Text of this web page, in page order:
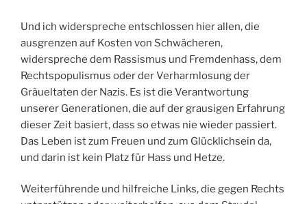
Und ich widerspreche entschlossen hier allen, die
ausgrenzen auf Kosten von Schwächeren,
widerspreche dem Rassismus und Fremdenhass, dem
Rechtspopulismus oder der Verharmlosung der
Gräueltaten der Nazis. Es ist die Verantwortung
unserer Generationen, die auf der grausigen Erfahrung
dieser Zeit basiert, dass so etwas nie wieder passiert.
Das Leben ist zum Freuen und zum Glücklichsein da,
und darin ist kein Platz für Hass und Hetze.
Weiterführende und hilfreiche Links, die gegen Rechts